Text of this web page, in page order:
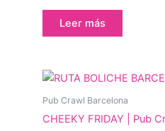
Leer más
Pub Crawl Barcelona
CHEEKY FRIDAY | Pub